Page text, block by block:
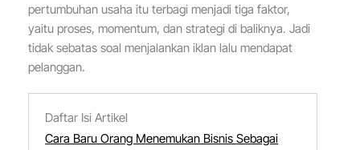
pertumbuhan usaha itu terbagi menjadi tiga faktor,
yaitu proses, momentum, dan strategi di baliknya. Jadi
tidak sebatas soal menjalankan iklan lalu mendapat
pelanggan.
Daftar Isi Artikel
Cara Baru Orang Menemukan Bisnis Sebagai